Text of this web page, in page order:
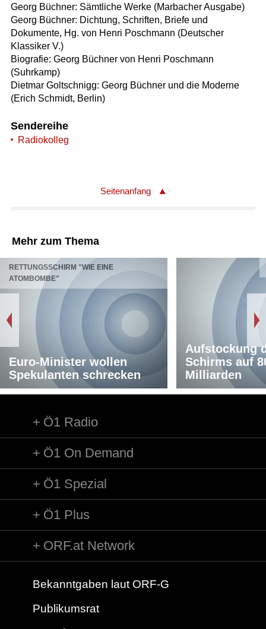
Georg Büchner: Sämtliche Werke (Marbacher Ausgabe)
Georg Büchner: Dichtung, Schriften, Briefe und
Dokumente, Hg. von Henri Poschmann (Deutscher
Klassiker V.)
Biografie: Georg Büchner von Henri Poschmann
(Suhrkamp)
Dietmar Goltschnigg: Georg Büchner und die Moderne
(Erich Schmidt, Berlin)
Sendereihe
Radiokolleg
Seitenanfang
Mehr zum Thema
RETTUNGSSCHIRM "WIE EINE
ATOMBOMBE"
Euro-Minister wollen
Spekulanten schrecken
Aufstockung
Schirms auf
Milliarden
Ö1 Radio
Ö1 On Demand
Ö1 Spezial
Ö1 Plus
ORF.at Network
Bekanntgaben laut ORF-G
Publikumsrat